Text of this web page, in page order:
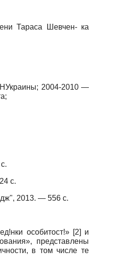
Тараса Шевчен- ка
2004-2010 —
с.
2013. — 556 с.
особитост!» [2] и
представлены
в том числе те